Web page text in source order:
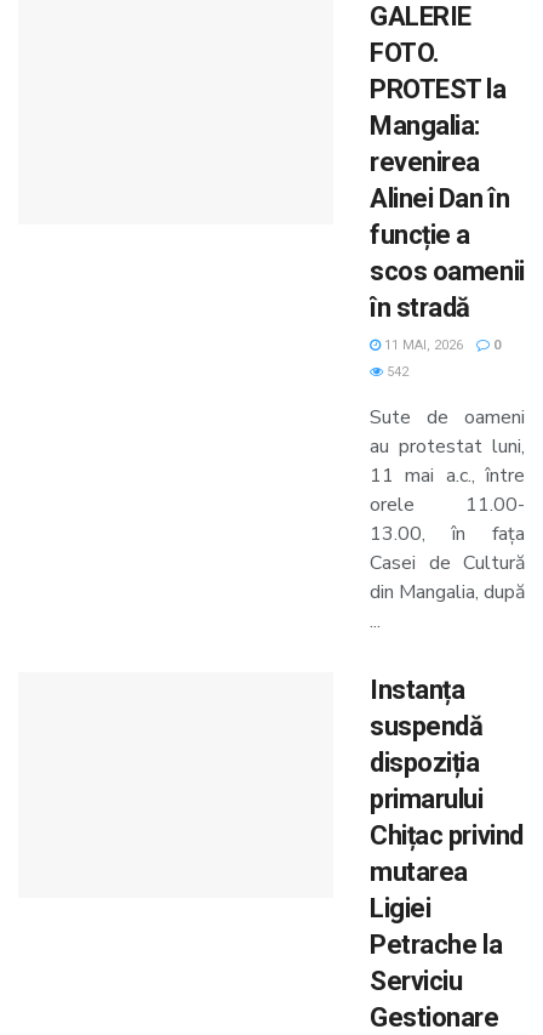
GALERIE
FOTO.
PROTEST la
Mangalia:
revenirea
Alinei Dan în
funcție a
scos oamenii
în stradă
11 MAI, 2026
0
542
Sute de oameni
au protestat luni,
11 mai a.c., între
orele 11.00-
13.00, în fața
Casei de Cultură
din Mangalia, după
...
Instanța
suspendă
dispoziția
primarului
Chițac privind
mutarea
Ligiei
Petrache la
Serviciu
Gestionare